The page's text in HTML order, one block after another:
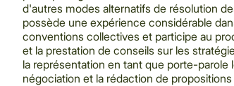
d'autres modes alternatifs de résolution
possède une expérience considérable
conventions collectives et participe au
et la prestation de conseils sur les
la représentation en tant que porte-parole
négociation et la rédaction de